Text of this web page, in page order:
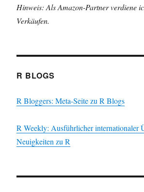
Hinweis: Als Amazon-Partner verdiene
Verkäufen.
R BLOGS
R Bloggers: Meta-Seite zu R Blogs
R Weekly: Ausführlicher internationaler
Neuigkeiten zu R